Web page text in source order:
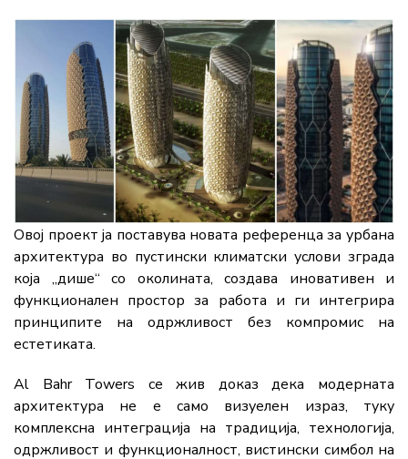
Овој проект ја поставува новата референца за урбана
архитектура во пустински климатски услови зграда
која „дише“ со околината, создава иновативен и
функционален простор за работа и ги интегрира
принципите на одржливост без компромис на
естетиката.
Al Bahr Towers се жив доказ дека модерната
архитектура не е само визуелен израз, туку
комплексна интеграција на традиција, технологија,
одржливост и функционалност, вистински симбол на